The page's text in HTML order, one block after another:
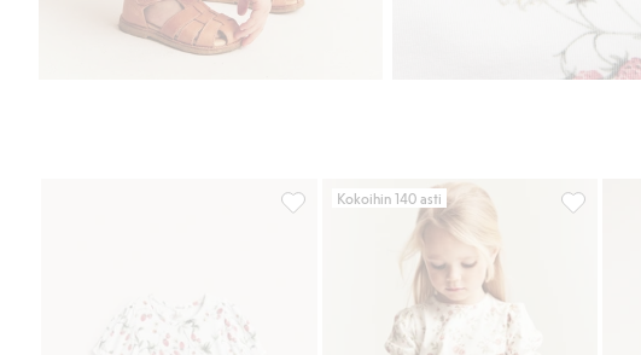
Peplumpaita, jossa on mansikkakuvio, Lisää
Kokoihin 140 asti